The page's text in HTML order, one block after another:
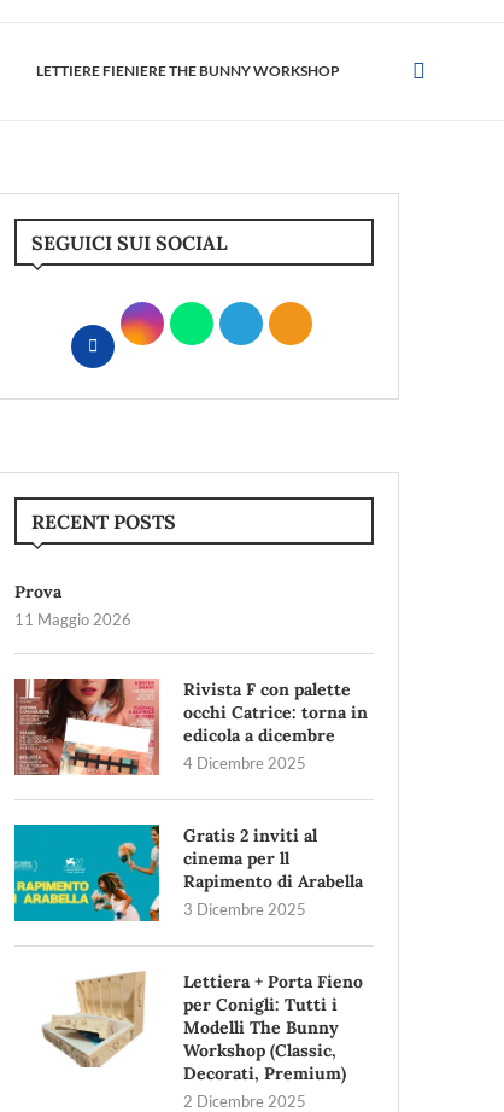
LETTIERE FIENIERE THE BUNNY WORKSHOP
SEGUICI SUI SOCIAL
RECENT POSTS
Prova
11 Maggio 2026
Rivista F con palette
occhi Catrice: torna in
edicola a dicembre
4 Dicembre 2025
Gratis 2 inviti al
cinema per ll
Rapimento di Arabella
3 Dicembre 2025
Lettiera + Porta Fieno
per Conigli: Tutti i
Modelli The Bunny
Workshop (Classic,
Decorati, Premium)
2 Dicembre 2025